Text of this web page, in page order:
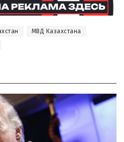
МВД Казахстана